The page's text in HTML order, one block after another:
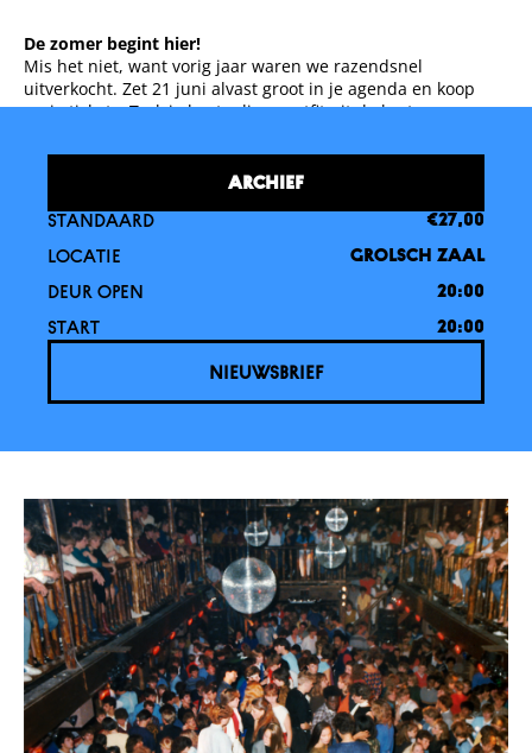
De zomer begint hier!
Mis het niet, want vorig jaar waren we razendsnel
uitverkocht. Zet 21 juni alvast groot in je agenda en koop
nu je tickets. Trek je beste disco-outfit uit de kast en
ARCHIEF
STANDAARD €27,00
LOCATIE GROLSCH ZAAL
DEUR OPEN 20:00
START 20:00
NIEUWSBRIEF